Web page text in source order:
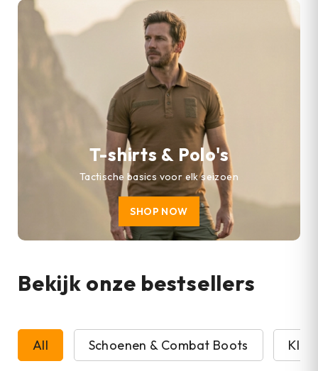
T-shirts & Polo's
Tactische basics voor elk seizoen
SHOP NOW
Bekijk onze bestsellers
All Schoenen & Combat Boots